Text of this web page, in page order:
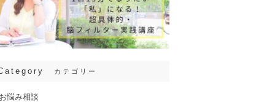
カテゴリー
お悩み相談